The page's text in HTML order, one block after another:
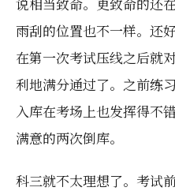
雨刮的位置也不一样。还
在第一次考试压线之后就
利地满分通过了。之前练
入库在考场上也发挥得不
满意的两次倒库。
科三就不太理想了。考试